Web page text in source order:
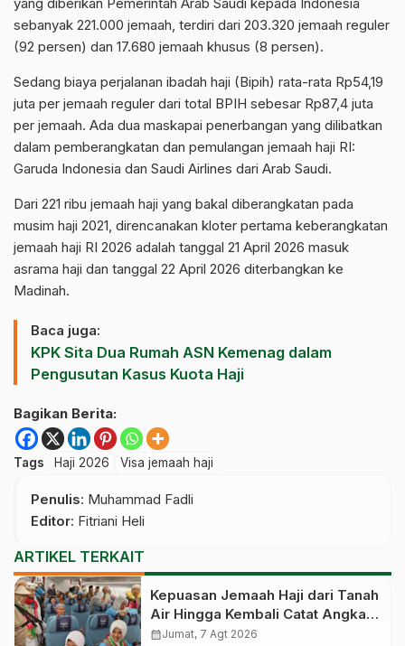
sebanyak 221.000 jemaah, terdiri dari 203.320 jemaah reguler
(92 persen) dan 17.680 jemaah khusus (8 persen).
Sedang biaya perjalanan ibadah haji (Bipih) rata-rata Rp54,19
juta per jemaah reguler dari total BPIH sebesar Rp87,4 juta
per jemaah. Ada dua maskapai penerbangan yang dilibatkan
dalam pemberangkatan dan pemulangan jemaah haji RI:
Garuda Indonesia dan Saudi Airlines dari Arab Saudi.
Dari 221 ribu jemaah haji yang bakal diberangkatan pada
musim haji 2021, direncanakan kloter pertama keberangkatan
jemaah haji RI 2026 adalah tanggal 21 April 2026 masuk
asrama haji dan tanggal 22 April 2026 diterbangkan ke
Madinah.
Baca juga:
KPK Sita Dua Rumah ASN Kemenag dalam
Pengusutan Kasus Kuota Haji
Bagikan Berita:
Tags Haji 2026 Visa jemaah haji
Penulis: Muhammad Fadli
Editor: Fitriani Heli
ARTIKEL TERKAIT
Kepuasan Jemaah Haji dari Tanah
Air Hingga Kembali Catat Angka
83,28 Persen
calendar_monthJumat, 7 Agt 2026